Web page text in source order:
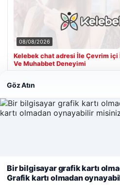
08/08/2026
Kelebek chat adresi İle Çevrim
Ve Muhabbet Deneyimi
Son Eklenen Firmalar
Web sitemizi nasıl kullandığınızı
kullanıyoruz.Çerez Politikamız
Göz Atın
Bir bilgisayar grafik kartı
Grafik kartı olmadan